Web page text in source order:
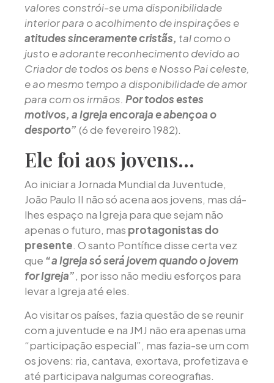
valores constrói-se uma disponibilidade
interior para o acolhimento de inspirações e
atitudes sinceramente cristãs, tal como o
justo e adorante reconhecimento devido ao
Criador de todos os bens e Nosso Pai celeste,
e ao mesmo tempo a disponibilidade de amor
para com os irmãos. Por todos estes
motivos, a Igreja encoraja e abençoa o
desporto” (6 de fevereiro 1982).
Ele foi aos jovens…
Ao iniciar a Jornada Mundial da Juventude,
João Paulo II não só acena aos jovens, mas dá-
lhes espaço na Igreja para que sejam não
apenas o futuro, mas protagonistas do
presente. O santo Pontífice disse certa vez
que “a Igreja só será jovem quando o jovem
for Igreja”, por isso não mediu esforços para
levar a Igreja até eles.
Ao visitar os países, fazia questão de se reunir
com a juventude e na JMJ não era apenas uma
“participação especial”, mas fazia-se um com
os jovens: ria, cantava, exortava, profetizava e
até participava nalgumas coreografias.